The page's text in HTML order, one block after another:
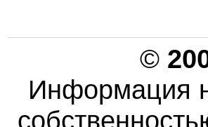
©
Информация